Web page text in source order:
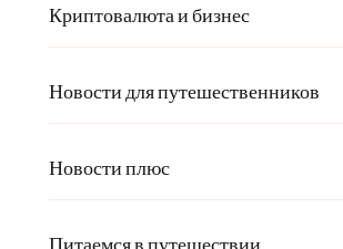
Криптовалюта и бизнес
Новости для путешественников
Новости плюс
Питаемся в путешествии